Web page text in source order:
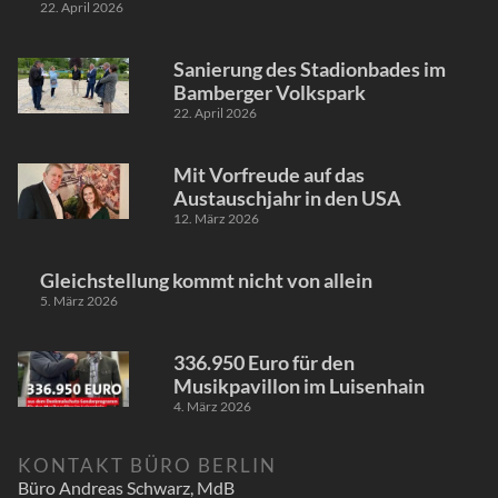
22. April 2026
Sanierung des Stadionbades im
Bamberger Volkspark
22. April 2026
Mit Vorfreude auf das
Austauschjahr in den USA
12. März 2026
Gleichstellung kommt nicht von allein
5. März 2026
336.950 Euro für den
Musikpavillon im Luisenhain
4. März 2026
KONTAKT BÜRO BERLIN
Büro Andreas Schwarz, MdB